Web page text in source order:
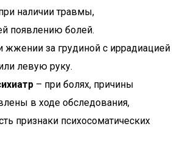
наличии травмы,
появлению болей.
жжении за грудиной с иррадиацией
левую руку.
– при болях, причины
в ходе обследования,
признаки психосоматических